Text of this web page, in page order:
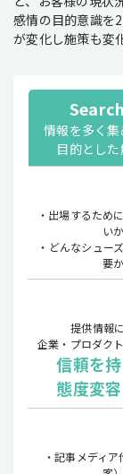
感情の目的意識を
が変化し施策も変
情報を多く
目的とし
・出場するため
いか
・どんなシュー
要か
提供情報
企業・プロダク
信頼を持
態度変
・記事メディ